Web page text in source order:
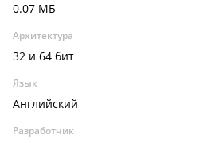
0.07 МБ
Архитектура
32 и 64 бит
Язык
Английский
Разработчик